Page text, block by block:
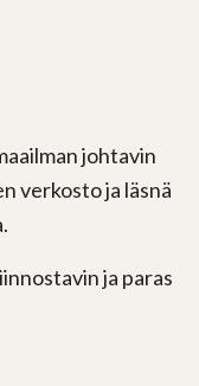
johtavin
verkosto ja läsnä
ja paras